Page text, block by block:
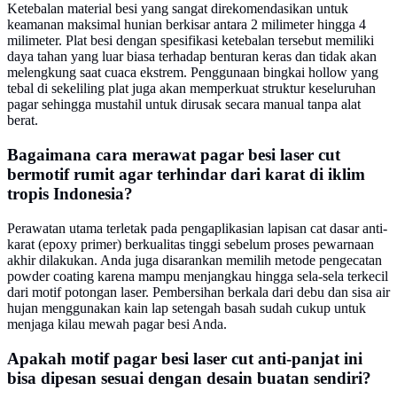
Ketebalan material besi yang sangat direkomendasikan untuk
keamanan maksimal hunian berkisar antara 2 milimeter hingga 4
milimeter. Plat besi dengan spesifikasi ketebalan tersebut memiliki
daya tahan yang luar biasa terhadap benturan keras dan tidak akan
melengkung saat cuaca ekstrem. Penggunaan bingkai hollow yang
tebal di sekeliling plat juga akan memperkuat struktur keseluruhan
pagar sehingga mustahil untuk dirusak secara manual tanpa alat
berat.
Bagaimana cara merawat pagar besi laser cut
bermotif rumit agar terhindar dari karat di iklim
tropis Indonesia?
Perawatan utama terletak pada pengaplikasian lapisan cat dasar anti-
karat (epoxy primer) berkualitas tinggi sebelum proses pewarnaan
akhir dilakukan. Anda juga disarankan memilih metode pengecatan
powder coating karena mampu menjangkau hingga sela-sela terkecil
dari motif potongan laser. Pembersihan berkala dari debu dan sisa air
hujan menggunakan kain lap setengah basah sudah cukup untuk
menjaga kilau mewah pagar besi Anda.
Apakah motif pagar besi laser cut anti-panjat ini
bisa dipesan sesuai dengan desain buatan sendiri?